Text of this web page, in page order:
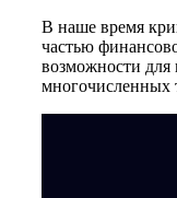
В наше время
частью
возможности для
многочисленных